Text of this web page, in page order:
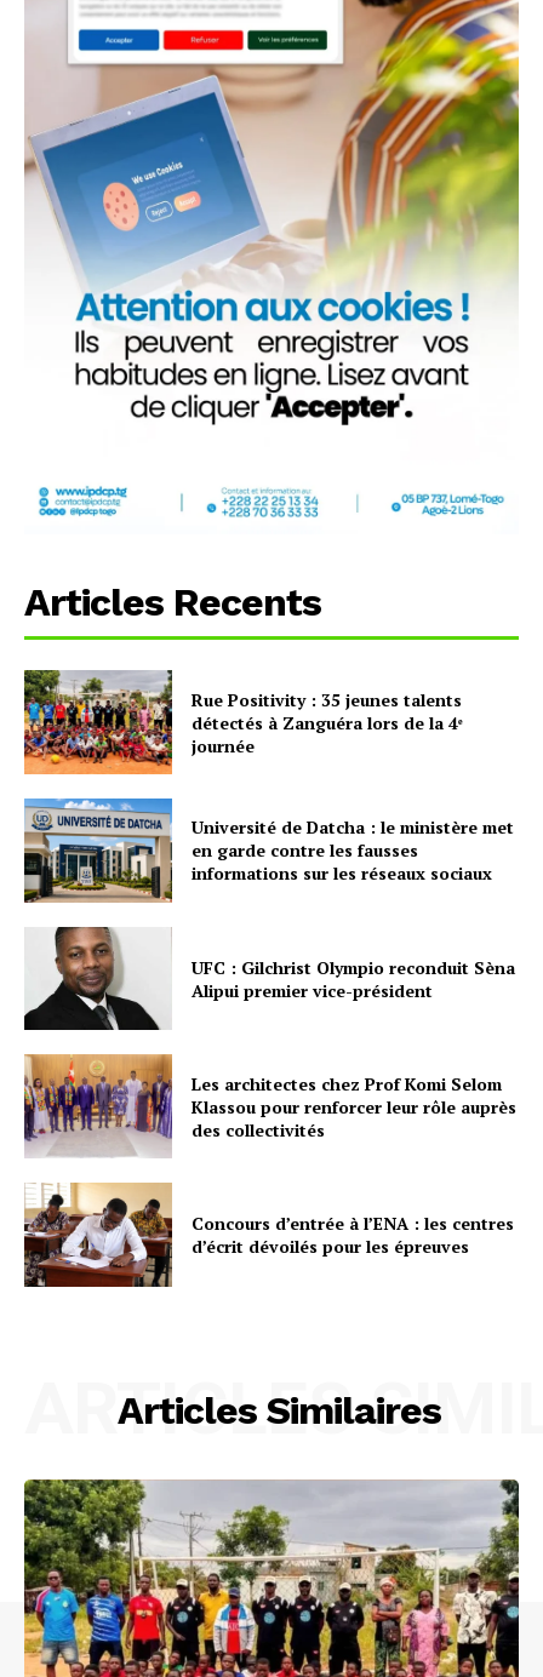
Articles Recents
Rue Positivity : 35 jeunes talents
détectés à Zanguéra lors de la 4ᵉ
journée
Université de Datcha : le ministère met
en garde contre les fausses
informations sur les réseaux sociaux
UFC : Gilchrist Olympio reconduit Sèna
Alipui premier vice-président
Les architectes chez Prof Komi Selom
Klassou pour renforcer leur rôle auprès
des collectivités
Concours d’entrée à l’ENA : les centres
d’écrit dévoilés pour les épreuves
Articles Similaires
ARTICLES